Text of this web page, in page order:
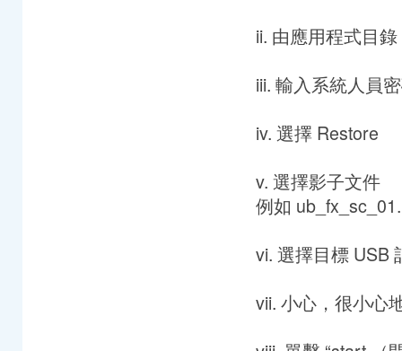
ii. 由應用程式目
iii. 輸入系統人員
iv. 選擇 Restore
v. 選擇影子文件
例如
vi. 選擇目標 USB
vii. 小心，很小心